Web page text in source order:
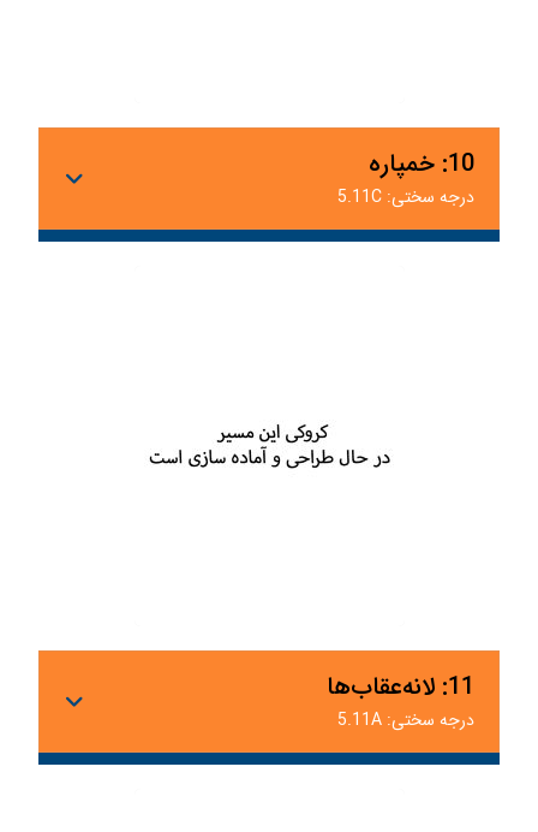
10: خمپاره
درجه سختی: 5.11C
11: لانه‌عقاب‌ها
درجه سختی: 5.11A